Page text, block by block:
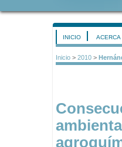
INICIO ACERCA
Inicio > 2010 >